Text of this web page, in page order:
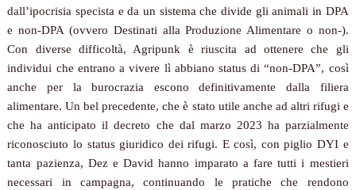
dall’ipocrisia specista e da un sistema che divide gli animali in DPA
e non-DPA (ovvero Destinati alla Produzione Alimentare o non-).
Con diverse difficoltà, Agripunk è riuscita ad ottenere che gli
individui che entrano a vivere lì abbiano status di “non-DPA”, così
anche per la burocrazia escono definitivamente dalla filiera
alimentare. Un bel precedente, che è stato utile anche ad altri rifugi e
che ha anticipato il decreto che dal marzo 2023 ha parzialmente
riconosciuto lo status giuridico dei rifugi. E così, con piglio DYI e
tanta pazienza, Dez e David hanno imparato a fare tutti i mestieri
necessari in campagna, continuando le pratiche che rendono